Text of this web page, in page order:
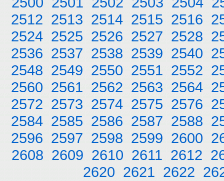
2512 2513 2514 2515 2516
2524 2525 2526 2527 2528
2536 2537 2538 2539 2540
2548 2549 2550 2551 2552
2560 2561 2562 2563 2564
2572 2573 2574 2575 2576
2584 2585 2586 2587 2588
2596 2597 2598 2599 2600
2608 2609 2610 2611 2612
2620 2621 2622